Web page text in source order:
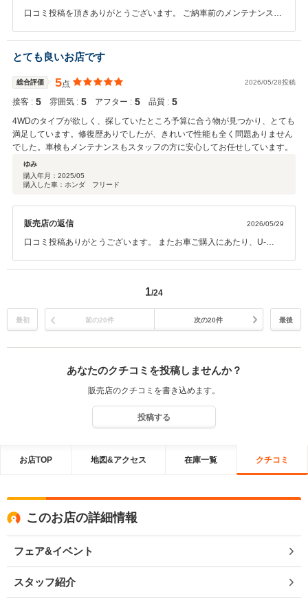
口コミ投稿を頂きありがとうございます。 ご納車前のメンテナンスも
す。 今後の点検やメンテナンスもお任せ下さいませ！！ どうぞよろし
くお願いいたします。
とても良いお店です
総合評価 5点 2026/05/28投稿
接客 : 5 雰囲気 : 5 アフター : 5 品質 : 5
4WDのタイプが欲しく、探していたところ予算に合う物が見つかり、とても
満足しています。修復歴ありでしたが、きれいで性能も全く問題ありません
でした。車検もメンテナンスもスタッフの方に安心してお任せしています。
ゆみ
購入年月： 2025/05
購入した車：ホンダ フリード
販売店の返信 2026/05/29
口コミ投稿ありがとうございます。 またお車ご購入にあたり、U-
に出ていない中古車でも経験豊富な営業スタッフが、出来得る限り ご
おります。 今後も点検やメンテナンスを通して末永いお付合いの程よ
ろしくお願いいたします。
1/24
最初 前の20件 次の20件 最後
あなたのクチコミを投稿しませんか？
販売店のクチコミを書き込めます。
投稿する
お店TOP 地図&アクセス 在庫一覧 クチコミ
このお店の詳細情報
フェア&イベント
スタッフ紹介